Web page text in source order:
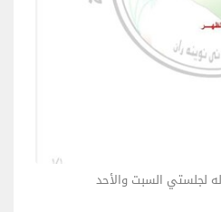
لجلستي السبت والأحد